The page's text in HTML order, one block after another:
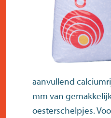
aanvullend
mm van
oesterschelpjes.